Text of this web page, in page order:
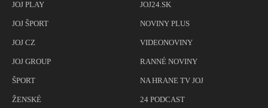
JOJ PLAY
JOJ ŠPORT
JOJ CZ
JOJ GROUP
ŠPORT
ŽENSKÉ
JOJ24.SK
NOVINY PLUS
VIDEONOVINY
RANNÉ NOVINY
NA HRANE TV JOJ
24 PODCAST